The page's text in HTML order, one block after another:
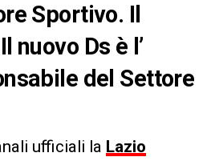
Sportivo. Il
nuovo Ds è l’
del Settore
ufficiali la Lazio